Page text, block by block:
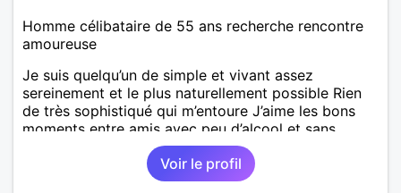
Homme célibataire de 55 ans recherche rencontre
amoureuse
Je suis quelqu’un de simple et vivant assez
sereinement et le plus naturellement possible Rien
de très sophistiqué qui m’entoure J’aime les bons
moments entre amis avec peu d’alcool et sans
cigarettes 😊 Je recherche une sincère amitié voir
plus mais après deux séparations j’ai du mal à croire
Voir le profil